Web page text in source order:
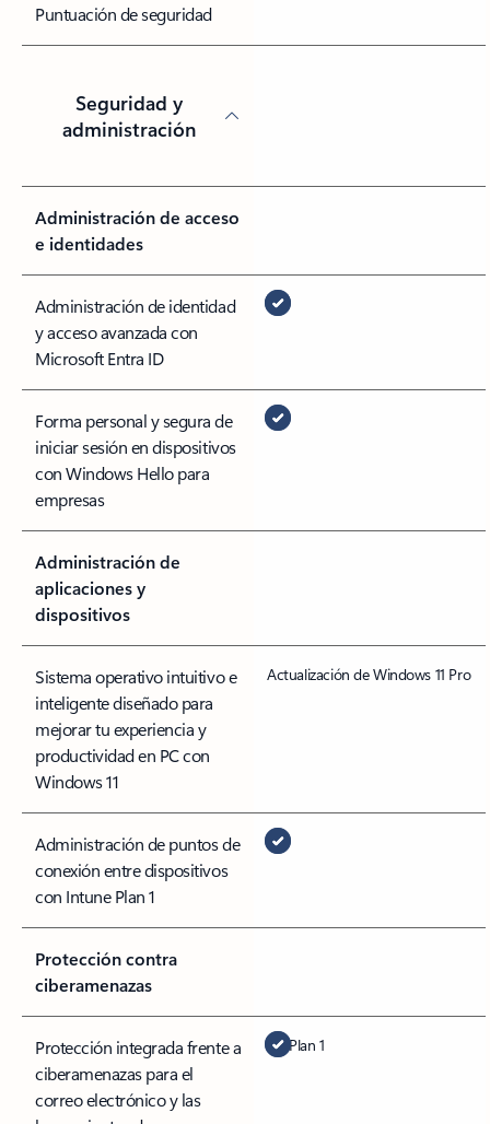
Puntuación de seguridad
Seguridad y
administración
Administración de acceso
e identidades
Administración de identidad
y acceso avanzada con
Microsoft Entra ID
Forma personal y segura de
iniciar sesión en dispositivos
con Windows Hello para
empresas
Administración de
aplicaciones y
dispositivos
Sistema operativo intuitivo e
inteligente diseñado para
mejorar tu experiencia y
productividad en PC con
Windows 11
Actualización de Windows 11 Pro
Administración de puntos de
conexión entre dispositivos
con Intune Plan 1
Protección contra
ciberamenazas
Protección integrada frente a
ciberamenazas para el
correo electrónico y las
Plan 1